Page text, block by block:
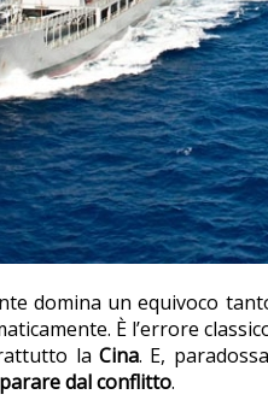
domina un equivoco
È l’errore
la Cina. E,
dal conflitto.